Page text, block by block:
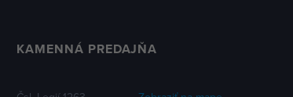
KAMENNÁ PREDAJŇA